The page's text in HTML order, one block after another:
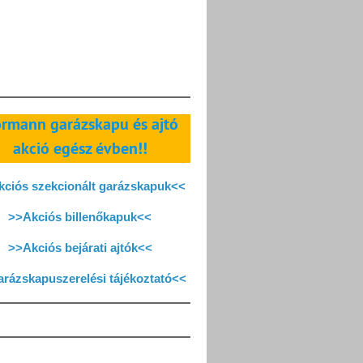
garázskapu és ajtó
akció egész évben!!
szekcionált garázskapuk<<
>>Akciós billenőkapuk<<
>>Akciós bejárati ajtók<<
tájékoztató<<